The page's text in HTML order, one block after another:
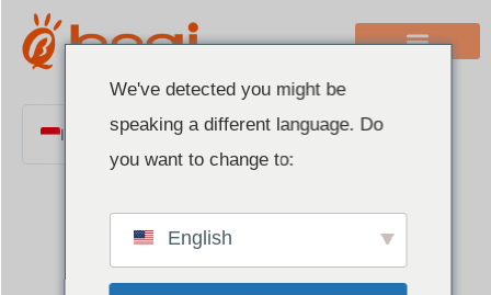
Indonesian
English
French
We've detected you might be
speaking a different language. Do
you want to change to:
English